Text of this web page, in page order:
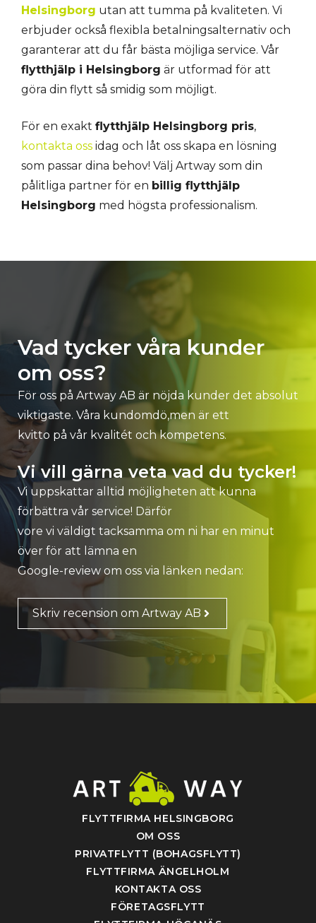
Helsingborg utan att tumma på kvaliteten. Vi
erbjuder också flexibla betalningsalternativ och
garanterar att du får bästa möjliga service. Vår
flytthjälp i Helsingborg är utformad för att
göra din flytt så smidig som möjligt.
För en exakt flytthjälp Helsingborg pris,
kontakta oss idag och låt oss skapa en lösning
som passar dina behov! Välj Artway som din
pålitliga partner för en billig flytthjälp
Helsingborg med högsta professionalism.
Vad tycker våra kunder
om oss?
För oss på Artway AB är nöjda kunder det absolut
viktigaste. Våra kundomdö,men är ett
kvitto på vår kvalitét och kompetens.
Vi vill gärna veta vad du tycker!
Vi uppskattar alltid möjligheten att kunna
förbättra vår service! Därför
vore vi väldigt tacksamma om ni har en minut
över för att lämna en
Google-review om oss via länken nedan:
Skriv recension om Artway AB
FLYTTFIRMA HELSINGBORG
OM OSS
PRIVATFLYTT (BOHAGSFLYTT)
FLYTTFIRMA ÄNGELHOLM
KONTAKTA OSS
FÖRETAGSFLYTT